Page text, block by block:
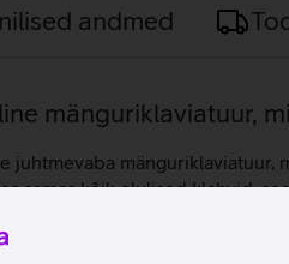
andmed
mänguriklaviatuur,
juhtmevaba
samas kõik olulised klahvid,
võimaldades
lülitid POM‑korpuse ja